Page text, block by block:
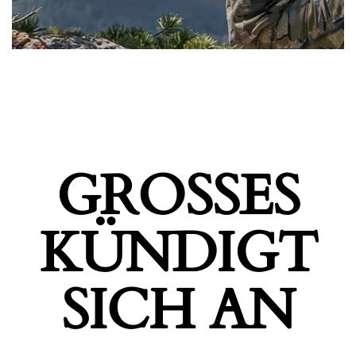
GROSSES K
ÜNDIGT S
ICH AN